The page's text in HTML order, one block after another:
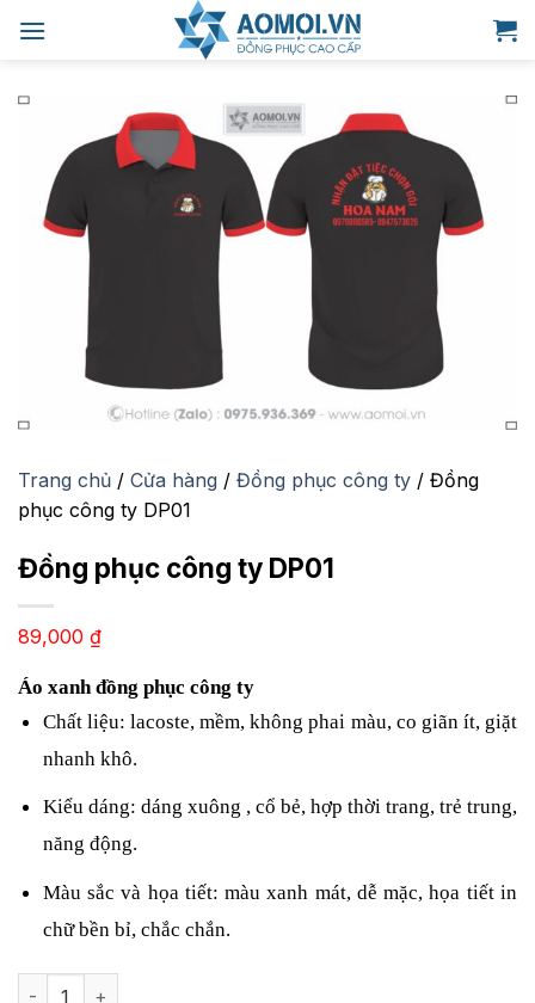
qua
dung
Trang chủ / Cửa hàng / Đồng phục công ty / Đồng
phục công ty DP01
Đồng phục công ty DP01
89,000 ₫
Áo xanh đồng phục công ty
Chất liệu: lacoste, mềm, không phai màu, co giãn ít, giặt
nhanh khô.
Kiểu dáng: dáng xuông , cổ bẻ, hợp thời trang, trẻ trung,
năng động.
Màu sắc và họa tiết: màu xanh mát, dễ mặc, họa tiết in
chữ bền bỉ, chắc chắn.
Đồng phục công ty DP01 số lượng